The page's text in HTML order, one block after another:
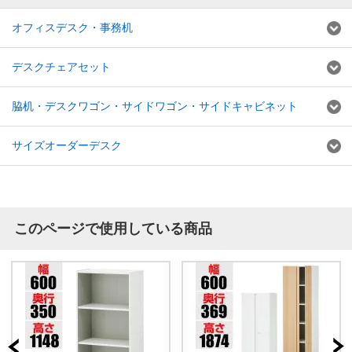
オフィスデスク・事務机
デスクチェアセット
脇机・デスクワゴン・サイドワゴン・サイドキャビネット
サイズオーダーデスク
このページで使用している商品